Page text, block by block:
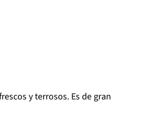
y terrosos. Es de gran